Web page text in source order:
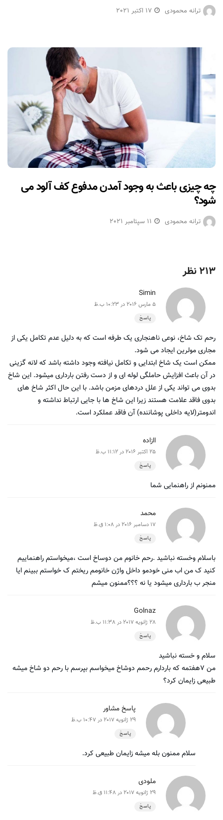
ترانه محمودی 17 اکتبر 2021
چه چیزی باعث به وجود آمدن مدفوع کف آلود می
شود؟
ترانه محمودی 11 سپتامبر 2021
213 نظر
Simin
5 مارس 2016 در 10:23 ب.ظ
پاسخ
رحم تک شاخ، نوعی ناهنجاری یک طرفه است که به دلیل عدم تکامل یکی از
مجاری مولرین ایجاد می شود.
ممکن است یک شاخ ابتدایی و تکامل نیافته وجود داشته باشد که لانه گزینی
در آن باعث افزایش حاملگی لوله ای و از دست رفتن بارداری میشود. این شاخ
بدوی می تواند یکی از علل دردهای مزمن باشد. با این حال اکثر شاخ های
بدوی فاقد علامت هستند زیرا این شاخ ها با جایی ارتباط نداشته و
اندومتر(لایه داخلی پوشاننده) آن فاقد عملکرد است.
اازاده
25 اکتبر 2016 در 11:12 ب.ظ
پاسخ
ممنونم از راهنمایی شما
محمد
17 دسامبر 2016 در 1:08 ق.ظ
پاسخ
باسلام وخسته نباشید .رحم خانوم من دوساخ است ،میخواستم راهنماییم
کنید ک من اب منی خودمو داخل واژن خانومم ریختم ک خواستم ببینم ایا
منجر ب بارداری میشود یا نه ؟؟؟ممنون میشم
Golnaz
28 ژانویه 2017 در 11:38 ب.ظ
پاسخ
سلام و خسته نباشید
من ۷هفتمه که باردارم رحمم دوشاخ میخواسم بپرسم با رحم دو شاخ میشه
طبیعی زایمان کرد؟
پاسخ مشاور
29 ژانویه 2017 در 10:47 ب.ظ
پاسخ
سلام ممنون بله میشه زایمان طبیعی کرد.
ملودی
29 ژانویه 2017 در 11:48 ق.ظ
پاسخ